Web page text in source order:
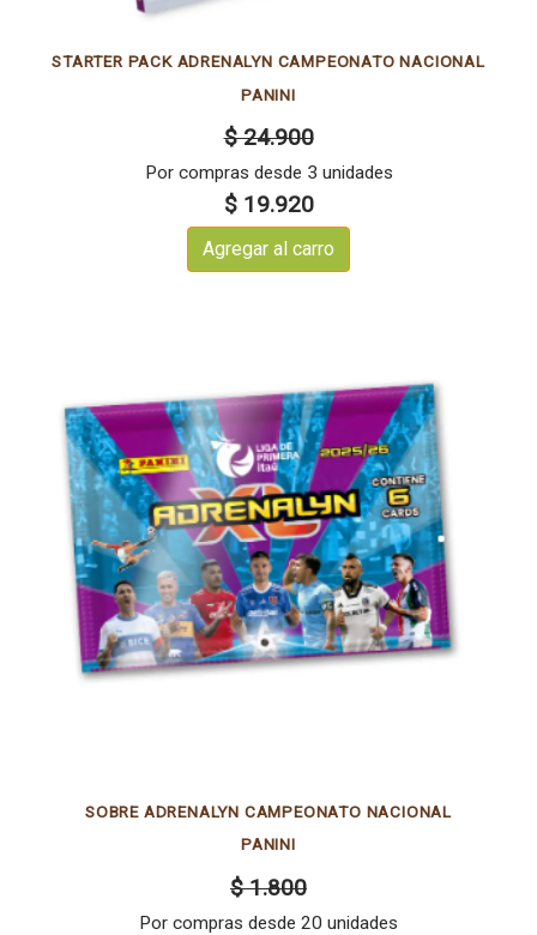
STARTER PACK ADRENALYN CAMPEONATO NACIONAL
PANINI
$ 24.900
Por compras desde 3 unidades
$ 19.920
Agregar al carro
SOBRE ADRENALYN CAMPEONATO NACIONAL
PANINI
$ 1.800
Por compras desde 20 unidades